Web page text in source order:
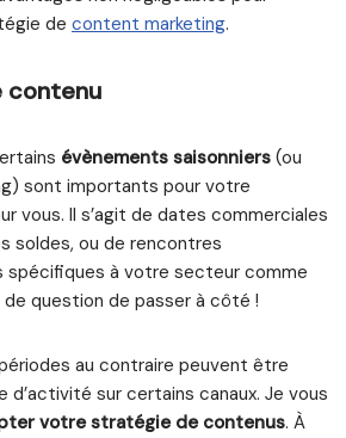
de content marketing.
contenu
évènements saisonniers (ou
sont importants pour votre
vous. Il s’agit de dates commerciales
soldes, ou de rencontres
spécifiques à votre secteur comme
de question de passer à côté !
au contraire peuvent être
d’activité sur certains canaux. Je vous
votre stratégie de contenus. À